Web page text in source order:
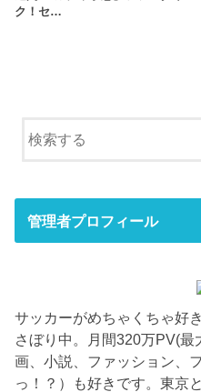
ク！セ…
管理者プロフィール
サッカーがめちゃくちゃ好
さぼり中。月間320万PV(
画、小説、ファッション、
っ！？）も好きです。東京